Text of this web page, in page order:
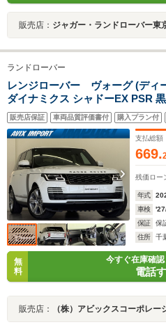
販売店： ジャガー・ランドローバー東
ランドローバー
レンジローバー ヴォーグ (ディ
ダイナミクス シャドーEX PSR
AC 純正ナビ CD&DVD 全周カメ
MERIDIAN ドライバーアシスト
マトリックスLED Sクローズドア
21AW 禁煙
販売店保証 車両品質評価書付 購入プラン付
支払総額
669.
残価ロー
年式
車検
保証
保
住所
千
無
料
今すぐ在庫確
電話
販売店： （株）アビックスコーポレーショ